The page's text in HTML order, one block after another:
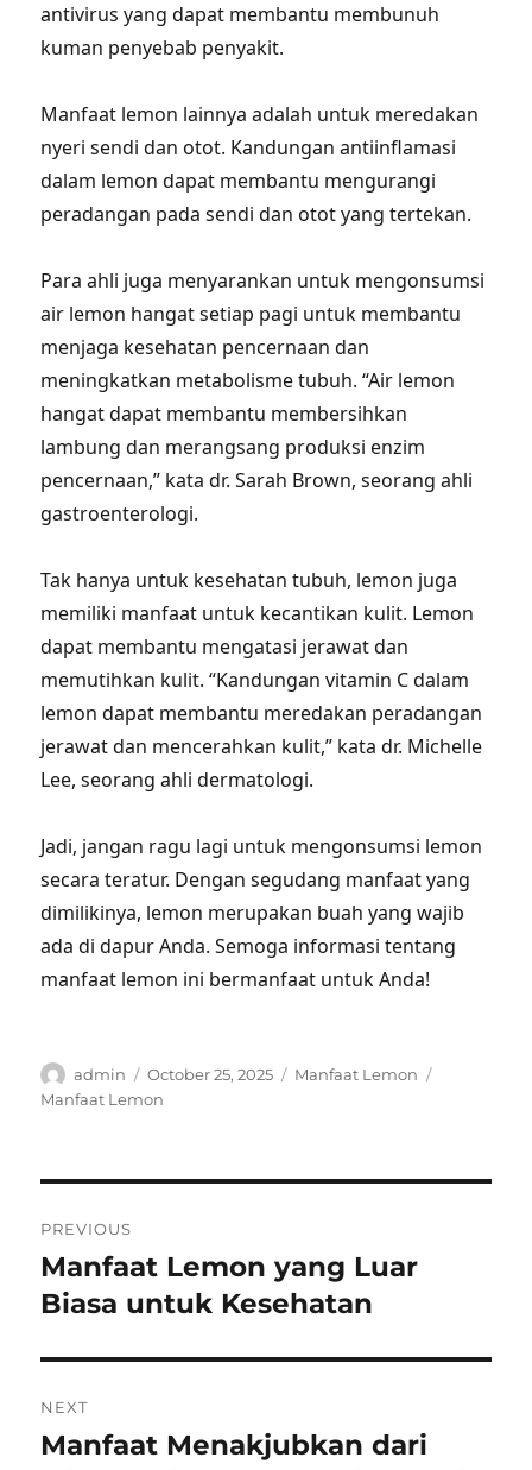
antivirus yang dapat membantu membunuh
kuman penyebab penyakit.
Manfaat lemon lainnya adalah untuk meredakan
nyeri sendi dan otot. Kandungan antiinflamasi
dalam lemon dapat membantu mengurangi
peradangan pada sendi dan otot yang tertekan.
Para ahli juga menyarankan untuk mengonsumsi
air lemon hangat setiap pagi untuk membantu
menjaga kesehatan pencernaan dan
meningkatkan metabolisme tubuh. “Air lemon
hangat dapat membantu membersihkan
lambung dan merangsang produksi enzim
pencernaan,” kata dr. Sarah Brown, seorang ahli
gastroenterologi.
Tak hanya untuk kesehatan tubuh, lemon juga
memiliki manfaat untuk kecantikan kulit. Lemon
dapat membantu mengatasi jerawat dan
memutihkan kulit. “Kandungan vitamin C dalam
lemon dapat membantu meredakan peradangan
jerawat dan mencerahkan kulit,” kata dr. Michelle
Lee, seorang ahli dermatologi.
Jadi, jangan ragu lagi untuk mengonsumsi lemon
secara teratur. Dengan segudang manfaat yang
dimilikinya, lemon merupakan buah yang wajib
ada di dapur Anda. Semoga informasi tentang
manfaat lemon ini bermanfaat untuk Anda!
Author
admin
Posted
on
October 25, 2025 Categories
Manfaat Lemon
Manfaat Lemon
navigation
PREVIOUS
Previous
post:
Manfaat Lemon yang Luar
Biasa untuk Kesehatan
NEXT
Next
Manfaat Menakjubkan dari